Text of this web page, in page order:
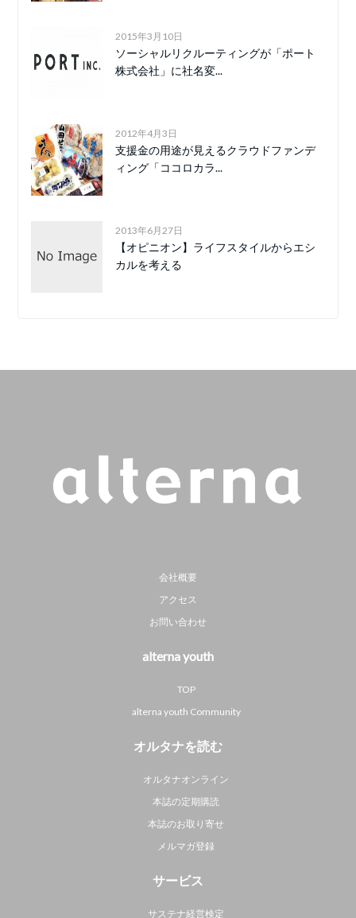
2015年3月10日
ソーシャルリクルーティングが「ポート
株式会社」に社名変...
2012年4月3日
支援金の用途が見えるクラウドファンデ
ィング「ココロカラ...
2013年6月27日
【オピニオン】ライフスタイルからエシ
カルを考える
会社概要
アクセス
お問い合わせ
alterna youth
TOP
alterna youth Community
オルタナを読む
オルタナオンライン
本誌の定期購読
本誌のお取り寄せ
メルマガ登録
サービス
サステナ経営検定